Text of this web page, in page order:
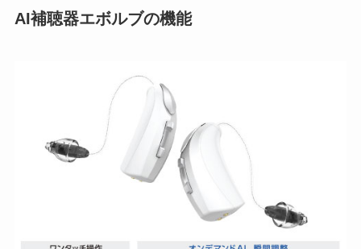
AI補聴器エボルブの機能